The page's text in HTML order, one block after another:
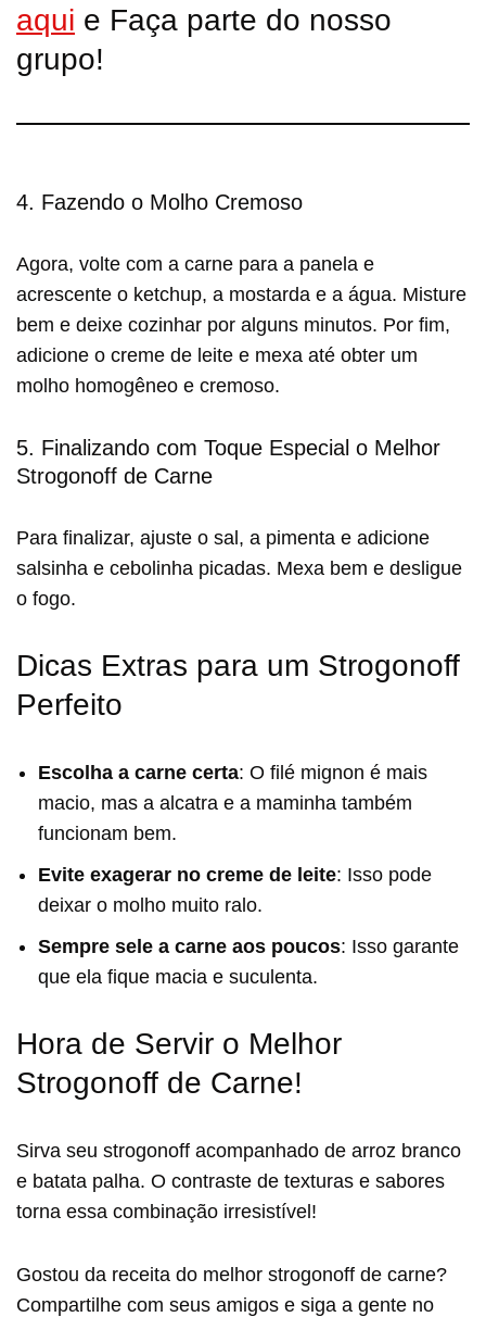
aqui e Faça parte do nosso
grupo!
4. Fazendo o Molho Cremoso
Agora, volte com a carne para a panela e
acrescente o ketchup, a mostarda e a água. Misture
bem e deixe cozinhar por alguns minutos. Por fim,
adicione o creme de leite e mexa até obter um
molho homogêneo e cremoso.
5. Finalizando com Toque Especial o Melhor
Strogonoff de Carne
Para finalizar, ajuste o sal, a pimenta e adicione
salsinha e cebolinha picadas. Mexa bem e desligue
o fogo.
Dicas Extras para um Strogonoff
Perfeito
Escolha a carne certa: O filé mignon é mais
macio, mas a alcatra e a maminha também
funcionam bem.
Evite exagerar no creme de leite: Isso pode
deixar o molho muito ralo.
Sempre sele a carne aos poucos: Isso garante
que ela fique macia e suculenta.
Hora de Servir o Melhor
Strogonoff de Carne!
Sirva seu strogonoff acompanhado de arroz branco
e batata palha. O contraste de texturas e sabores
torna essa combinação irresistível!
Gostou da receita do melhor strogonoff de carne?
Compartilhe com seus amigos e siga a gente no